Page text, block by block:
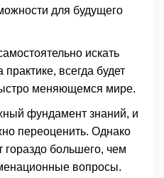
для будущего
искать
всегда будет
меняющемся мире.
фундамент знаний, и
переоценить. Однако
гораздо большего, чем
вопросы.